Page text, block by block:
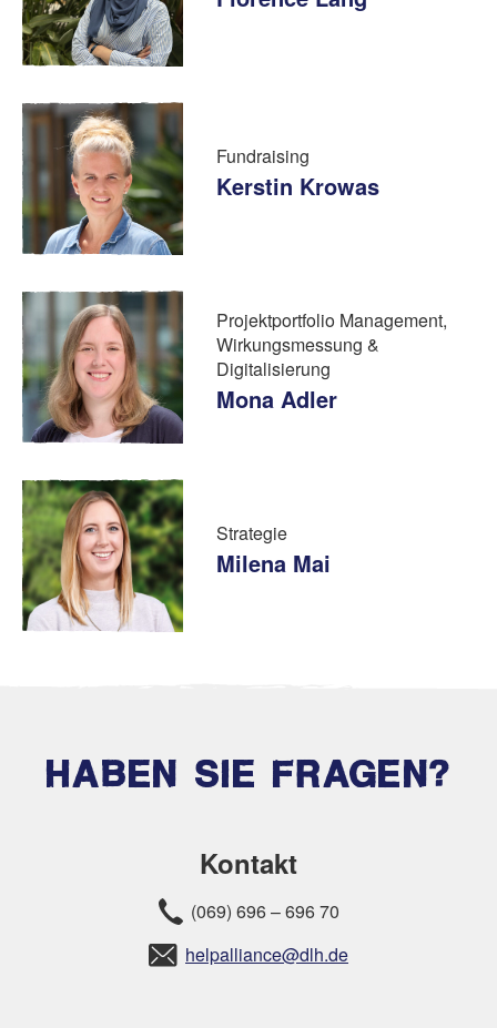
Fundraising
Kerstin Krowas
Projektportfolio Management,
Wirkungsmessung &
Digitalisierung
Mona Adler
Strategie
Milena Mai
HABEN SIE FRAGEN?
Kontakt
(069) 696 – 696 70
helpalliance@dlh.de